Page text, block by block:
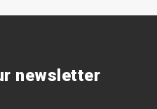
newsletter